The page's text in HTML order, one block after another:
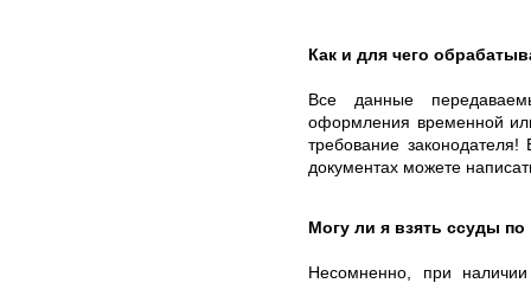
Как и для чего
Все данные
оформления временной
требование
документах можете
Могу ли я взять ссуды
Несомненно, при